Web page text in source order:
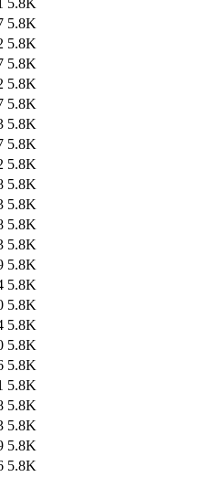
5.8K
5.8K
5.8K
5.8K
5.8K
5.8K
5.8K
5.8K
5.8K
5.8K
5.8K
5.8K
5.8K
5.8K
5.8K
5.8K
5.8K
5.8K
5.8K
5.8K
5.8K
5.8K
5.8K
5.8K